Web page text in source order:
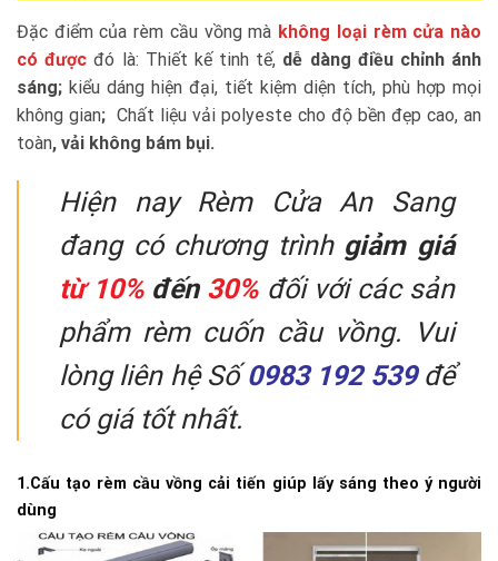
Đặc điểm của rèm cầu vồng mà không loại rèm cửa nào
có được đó là: Thiết kế tinh tế, dễ dàng điều chỉnh ánh
sáng; kiểu dáng hiện đại, tiết kiệm diện tích, phù hợp mọi
không gian; Chất liệu vải polyeste cho độ bền đẹp cao, an
toàn, vải không bám bụi.
Hiện nay Rèm Cửa An Sang
đang có chương trình giảm giá
từ 10% đến 30%đối với các sản
phẩm rèm cuốn cầu vồng. Vui
lòng liên hệ Số0983 192 539 để
có giá tốt nhất.
1.Cấu tạo rèm cầu vồng cải tiến giúp lấy sáng theo ý người
dùng